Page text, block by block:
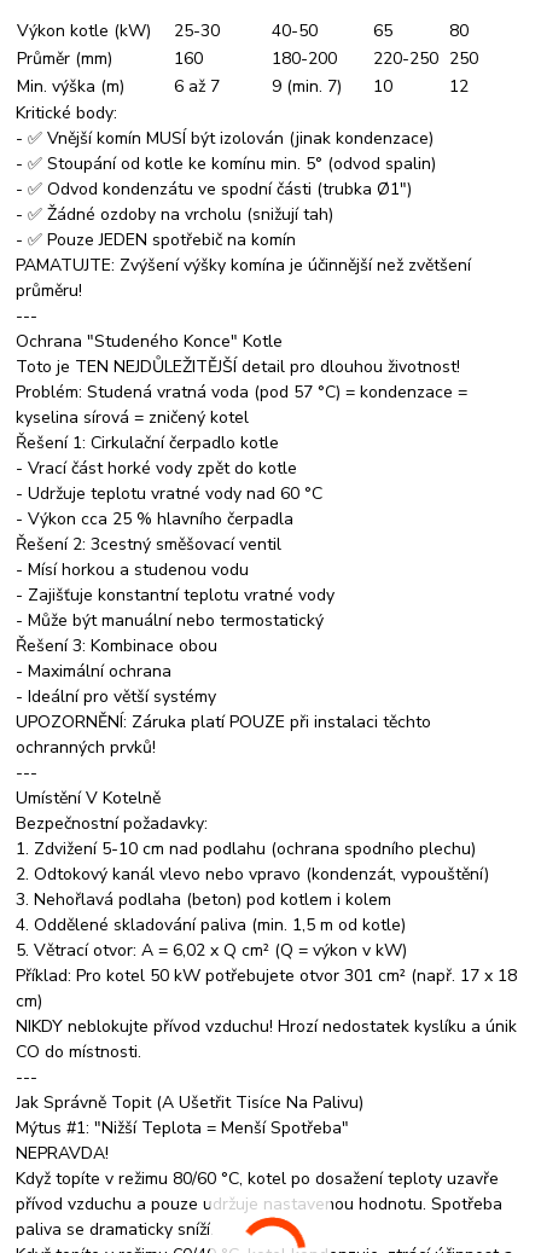
Výkon kotle (kW)
25-30 40-50 65
80
Průměr (mm)
160 180-200 220-250 250
Min. výška (m)
6 až 7 9 (min. 7) 10
12
Kritické body:
- ✅ Vnější komín MUSÍ být izolován (jinak kondenzace)
- ✅ Stoupání od kotle ke komínu min. 5° (odvod spalin)
- ✅ Odvod kondenzátu ve spodní části (trubka Ø1")
- ✅ Žádné ozdoby na vrcholu (snižují tah)
- ✅ Pouze JEDEN spotřebič na komín
PAMATUJTE: Zvýšení výšky komína je účinnější než zvětšení
průměru!
---
Ochrana "Studeného Konce" Kotle
Toto je TEN NEJDŮLEŽITĚJŠÍ detail pro dlouhou životnost!
Problém: Studená vratná voda (pod 57 °C) = kondenzace =
kyselina sírová = zničený kotel
Řešení 1: Cirkulační čerpadlo kotle
- Vrací část horké vody zpět do kotle
- Udržuje teplotu vratné vody nad 60 °C
- Výkon cca 25 % hlavního čerpadla
Řešení 2: 3cestný směšovací ventil
- Mísí horkou a studenou vodu
- Zajišťuje konstantní teplotu vratné vody
- Může být manuální nebo termostatický
Řešení 3: Kombinace obou
- Maximální ochrana
- Ideální pro větší systémy
UPOZORNĚNÍ: Záruka platí POUZE při instalaci těchto
ochranných prvků!
---
Umístění V Kotelně
Bezpečnostní požadavky:
1. Zdvižení 5-10 cm nad podlahu (ochrana spodního plechu)
2. Odtokový kanál vlevo nebo vpravo (kondenzát, vypouštění)
3. Nehořlavá podlaha (beton) pod kotlem i kolem
4. Oddělené skladování paliva (min. 1,5 m od kotle)
5. Větrací otvor: A = 6,02 x Q cm² (Q = výkon v kW)
Příklad: Pro kotel 50 kW potřebujete otvor 301 cm² (např. 17 x 18
cm)
NIKDY neblokujte přívod vzduchu! Hrozí nedostatek kyslíku a únik
CO do místnosti.
---
Jak Správně Topit (A Ušetřit Tisíce Na Palivu)
Mýtus #1: "Nižší Teplota = Menší Spotřeba"
NEPRAVDA!
Když topíte v režimu 80/60 °C, kotel po dosažení teploty uzavře
přívod vzduchu a pouze udržuje nastavenou hodnotu. Spotřeba
paliva se dramaticky sníží.